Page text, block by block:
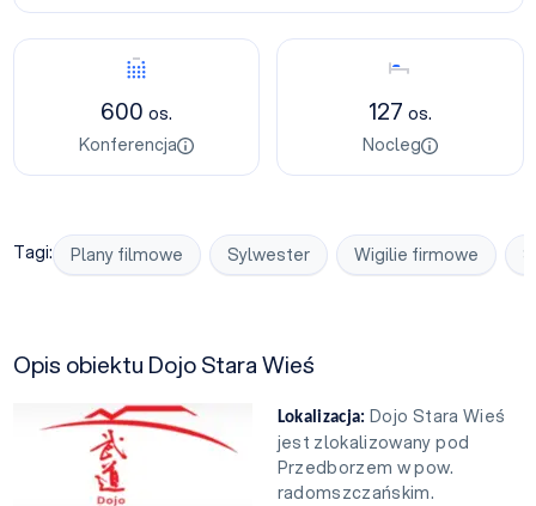
Konferencja
600 os.
Konferencja
Nocleg
127 os.
Nocleg
Tagi: Plany filmowe Sylwester Wigilie firmowe
Opis obiektu Dojo Stara Wieś
Lokalizacja: Dojo Stara Wieś
jest zlokalizowany pod
Przedborzem w pow.
radomszczańskim.